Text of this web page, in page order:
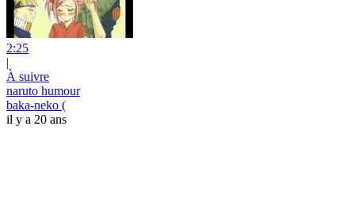
2:25
|
À suivre
naruto humour
baka-neko (
il y a 20 ans